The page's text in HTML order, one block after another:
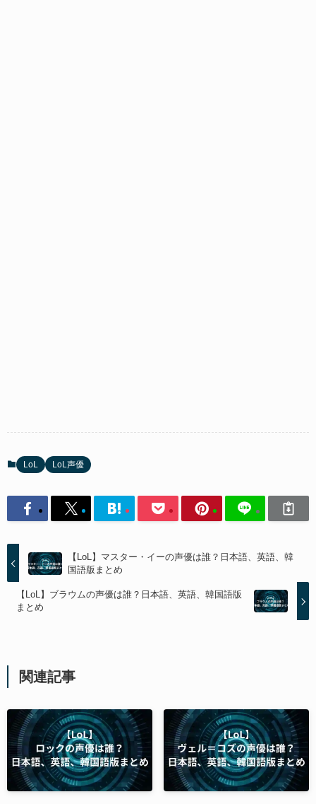
LoL LoL声優
【LoL】マスター・イーの声優は誰？日本語、英語、韓
国語版まとめ
【LoL】ブラウムの声優は誰？日本語、英語、韓国語版
まとめ
関連記事